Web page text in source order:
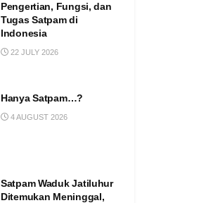
Pengertian, Fungsi, dan
Tugas Satpam di
Indonesia
22 JULY 2026
Hanya Satpam…?
4 AUGUST 2026
Satpam Waduk Jatiluhur
Ditemukan Meninggal,